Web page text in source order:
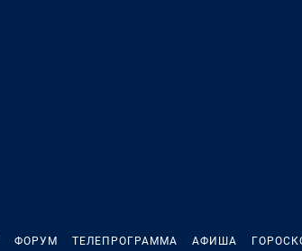
ФОРУМ ТЕЛЕПРОГРАММА АФИША